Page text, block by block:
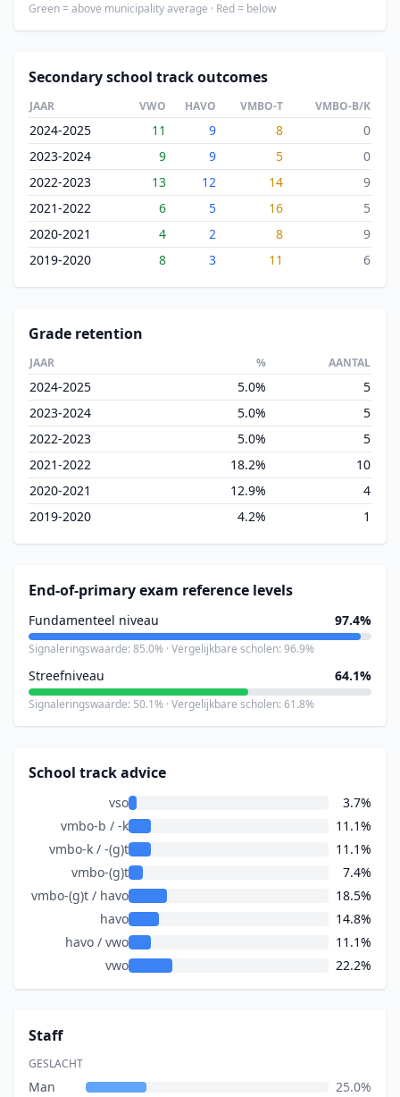
Green = above municipality average · Red = below
Secondary school track outcomes
JAAR VWO HAVO VMBO-T VMBO-B/K
2024-2025 11 9 8
0
2023-2024
9 9 5
0
2022-2023
13 12 14
9
2021-2022
6 5 16
5
2020-2021
4 2 8
9
2019-2020
8 3 11 6
Grade retention
JAAR % AANTAL
2024-2025 5.0%
5
2023-2024
5.0%
5
2022-2023
5.0%
5
2021-2022
18.2%
10
2020-2021
12.9%
4
2019-2020
4.2% 1
End-of-primary exam reference levels
Fundamenteel niveau 97.4%
Signaleringswaarde: 85.0% · Vergelijkbare scholen: 96.9%
Streefniveau 64.1%
Signaleringswaarde: 50.1% · Vergelijkbare scholen: 61.8%
School track advice
vso
3.7%
vmbo-b / -k
11.1%
vmbo-k / -(g)t
11.1%
vmbo-(g)t
7.4%
vmbo-(g)t / havo
18.5%
havo
14.8%
havo / vwo
11.1%
vwo
22.2%
Staff
GESLACHT
Man
25.0%